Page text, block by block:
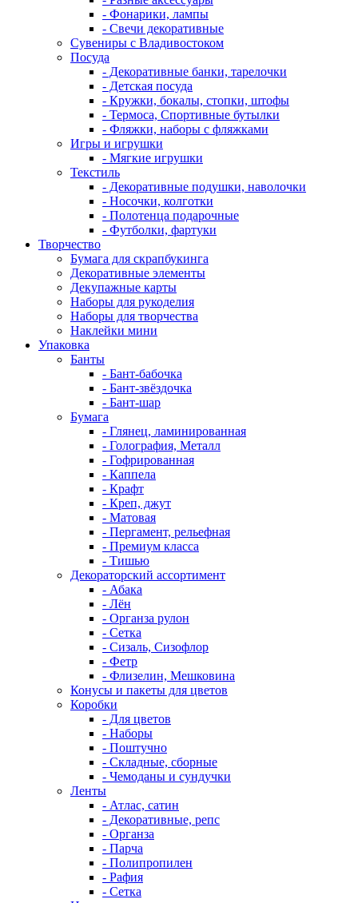
- Фонарики, лампы
- Свечи декоративные
Сувениры с Владивостоком
Посуда
- Декоративные банки, тарелочки
- Детская посуда
- Кружки, бокалы, стопки, штофы
- Термоса, Спортивные бутылки
- Фляжки, наборы с фляжками
Игры и игрушки
- Мягкие игрушки
Текстиль
- Декоративные подушки, наволочки
- Носочки, колготки
- Полотенца подарочные
- Футболки, фартуки
Творчество
Бумага для скрапбукинга
Декоративные элементы
Декупажные карты
Наборы для рукоделия
Наборы для творчества
Наклейки мини
Упаковка
Банты
- Бант-бабочка
- Бант-звёздочка
- Бант-шар
Бумага
- Глянец, ламинированная
- Голография, Металл
- Гофрированная
- Каппела
- Крафт
- Креп, джут
- Матовая
- Пергамент, рельефная
- Премиум класса
- Тишью
Декораторский ассортимент
- Абака
- Лён
- Органза рулон
- Сетка
- Сизаль, Сизофлор
- Фетр
- Флизелин, Мешковина
Конусы и пакеты для цветов
Коробки
- Для цветов
- Наборы
- Поштучно
- Складные, сборные
- Чемоданы и сундучки
Ленты
- Атлас, сатин
- Декоративные, репс
- Органза
- Парча
- Полипропилен
- Рафия
- Сетка